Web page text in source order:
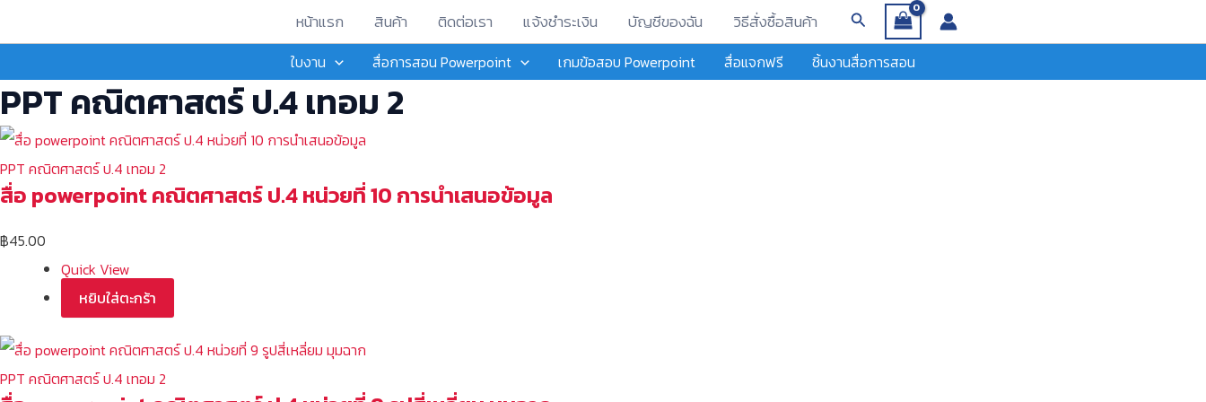
to
หน้าแรก สินค้า ติดต่อเรา แจ้งชำระเงิน บัญชีของฉัน วิธีสั่งซื้อสินค้า Search
ใบงาน สื่อการสอน Powerpoint เกมข้อสอบ Powerpoint สื่อแจกฟรี ชิ้นงานสื่อการสอน
PPT คณิตศาสตร์ ป.4 เทอม 2
PPT คณิตศาสตร์ ป.4 เทอม 2
สื่อ powerpoint คณิตศาสตร์ ป.4 หน่วยที่ 10 การนำเสนอข้อมูล
฿45.00
Quick View
หยิบใส่ตะกร้า
PPT คณิตศาสตร์ ป.4 เทอม 2